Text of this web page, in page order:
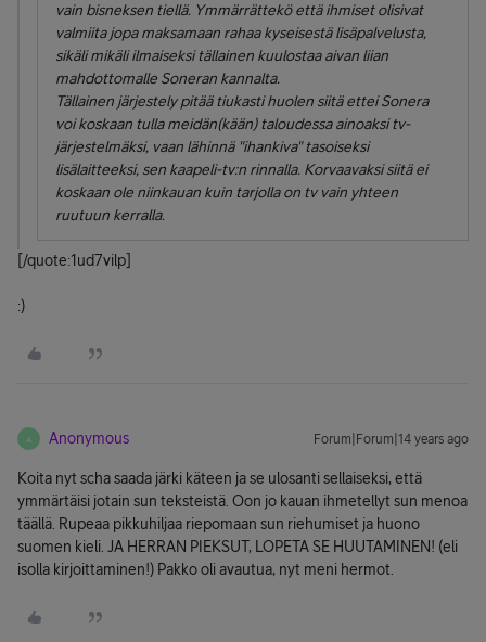
vain bisneksen tiellä. Ymmärrättekö että ihmiset olisivat
valmiita jopa maksamaan rahaa kyseisestä lisäpalvelusta,
sikäli mikäli ilmaiseksi tällainen kuulostaa aivan liian
mahdottomalle Soneran kannalta.
Tällainen järjestely pitää tiukasti huolen siitä ettei Sonera
voi koskaan tulla meidän(kään) taloudessa ainoaksi tv-
järjestelmäksi, vaan lähinnä "ihankiva" tasoiseksi
lisälaitteeksi, sen kaapeli-tv:n rinnalla. Korvaavaksi siitä ei
koskaan ole niinkauan kuin tarjolla on tv vain yhteen
ruutuun kerralla.
[/quote:1ud7vilp]
:)
A Anonymous Forum|Forum|14 years ago
Koita nyt scha saada järki käteen ja se ulosanti sellaiseksi, että
ymmärtäisi jotain sun teksteistä. Oon jo kauan ihmetellyt sun menoa
täällä. Rupeaa pikkuhiljaa riepomaan sun riehumiset ja huono
suomen kieli. JA HERRAN PIEKSUT, LOPETA SE HUUTAMINEN! (eli
isolla kirjoittaminen!) Pakko oli avautua, nyt meni hermot.